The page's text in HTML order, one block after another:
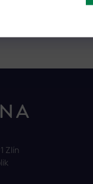
Bild und die
Ihres Endgerätes
Zlín